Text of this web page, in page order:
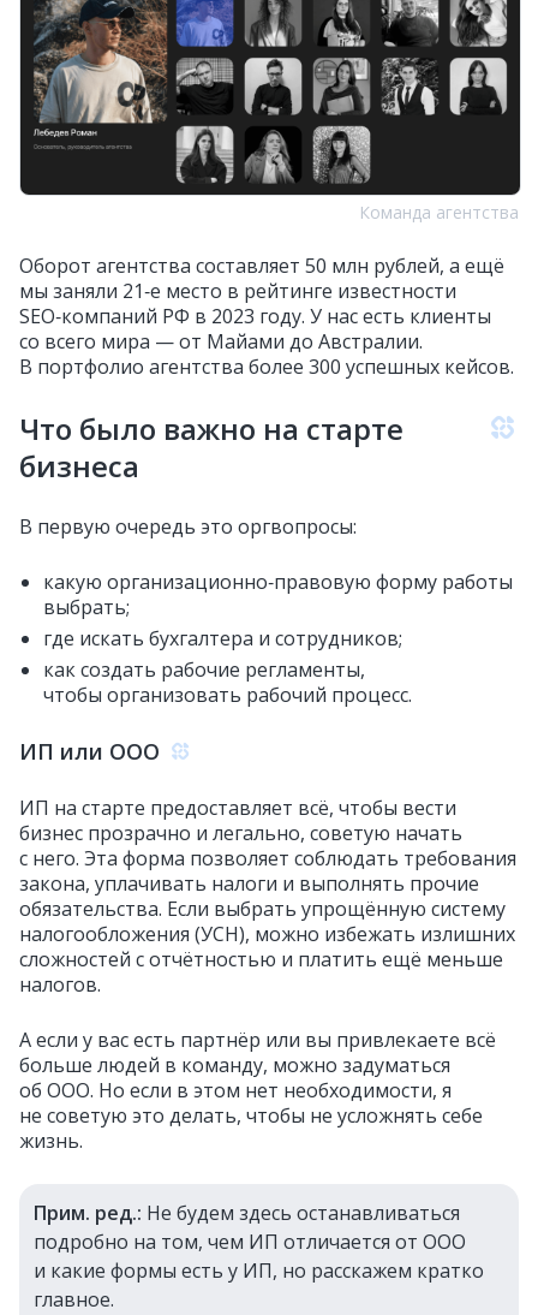
Команда агентства
Оборот агентства составляет 50 млн рублей, а ещё
мы заняли 21‑е место в рейтинге известности
SEO‑компаний РФ в 2023 году. У нас есть клиенты
со всего мира — от Майами до Австралии.
В портфолио агентства более 300 успешных кейсов.
Что было важно на старте
бизнеса
В первую очередь это оргвопросы:
какую организационно‑правовую форму работы
выбрать;
где искать бухгалтера и сотрудников;
как создать рабочие регламенты,
чтобы организовать рабочий процесс.
ИП или ООО
ИП на старте предоставляет всё, чтобы вести
бизнес прозрачно и легально, советую начать
с него. Эта форма позволяет соблюдать требования
закона, уплачивать налоги и выполнять прочие
обязательства. Если выбрать упрощённую систему
налогообложения (УСН), можно избежать излишних
сложностей с отчётностью и платить ещё меньше
налогов.
А если у вас есть партнёр или вы привлекаете всё
больше людей в команду, можно задуматься
об ООО. Но если в этом нет необходимости, я
не советую это делать, чтобы не усложнять себе
жизнь.
Прим. ред.: Не будем здесь останавливаться
подробно на том, чем ИП отличается от ООО
и какие формы есть у ИП, но расскажем кратко
главное.